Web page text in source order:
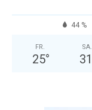
44 %
FR.
25°
SA.
31